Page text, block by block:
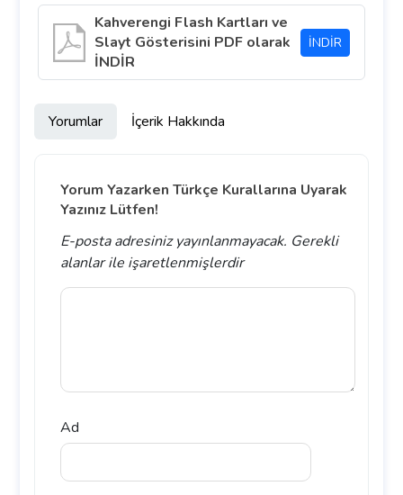
Kahverengi Flash Kartları ve
Slayt Gösterisini PDF olarak
İNDİR
İNDİR
Yorumlar İçerik Hakkında
Yorum Yazarken Türkçe Kurallarına Uyarak
Yazınız Lütfen!
E-posta adresiniz yayınlanmayacak. Gerekli
alanlarile işaretlenmişlerdir
Ad